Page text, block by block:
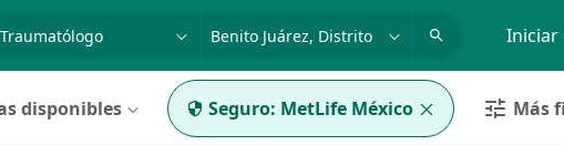
enfermedad o nombre
p. ej. Guadalajara Iniciar
disponibles Seguro: MetLife México Más